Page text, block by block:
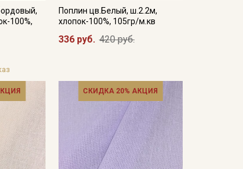
100%,
Поплин цв.Белый, ш.2.2м,
хлопок-100%, 105гр/м.кв
336 руб. 420 руб.
СКИДКА 20% АКЦИЯ